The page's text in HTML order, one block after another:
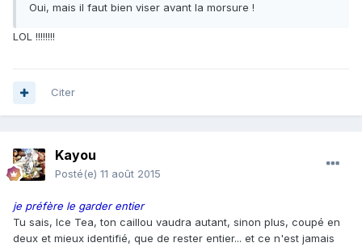
Oui, mais il faut bien viser avant la morsure !
LOL !!!!!!!!
Citer
Kayou
Posté(e) 11 août 2015
je préfère le garder entier
Tu sais, Ice Tea, ton caillou vaudra autant, sinon plus, coupé en
deux et mieux identifié, que de rester entier... et ce n'est jamais